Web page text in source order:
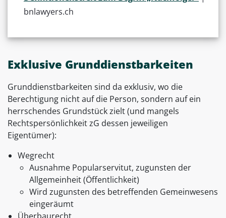
bnlawyers.ch
Exklusive Grunddienstbarkeiten
Grunddienstbarkeiten sind da exklusiv, wo die
Berechtigung nicht auf die Person, sondern auf ein
herrschendes Grundstück zielt (und mangels
Rechtspersönlichkeit zG dessen jeweiligen
Eigentümer):
Wegrecht
Ausnahme Popularservitut, zugunsten der
Allgemeinheit (Öffentlichkeit)
Wird zugunsten des betreffenden Gemeinwesens
eingeräumt